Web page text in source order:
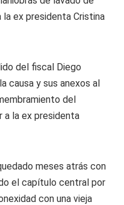
ex presidenta Cristina
del fiscal Diego
causa y sus anexos al
del
a la ex presidenta
meses atrás con
el capítulo central por
con una vieja